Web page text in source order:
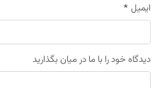
ایمیل *
دیدگاه خود را با ما در میان بگذارید